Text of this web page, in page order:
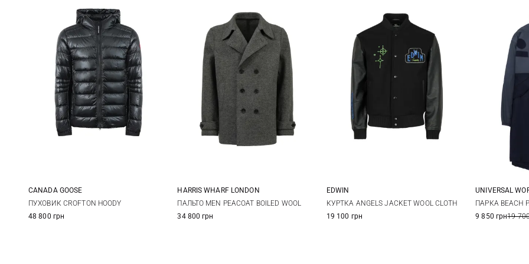
S M L
CANADA GOOSE
ПУХОВИК CROFTON HOODY
48 800 грн
48 50 52 54
HARRIS WHARF LONDON
ПАЛЬТО MEN PEACOAT BOILED WOOL
34 800 грн
S M L XL
EDWIN
КУРТКА ANGELS JACKET WOOL CLOTH
19 100 грн
M
UNIVERSAL
ПАРКА BEACH
9 850 грн19